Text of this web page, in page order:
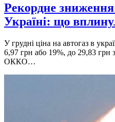
Рекордне зниження
Україні: що
У грудні ціна на автогаз в
6,97 грн або 19%, до 29,83 грн
ОККО…